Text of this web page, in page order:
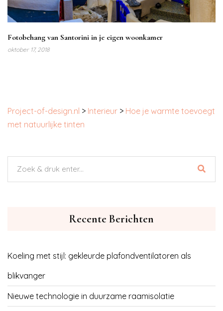
Fotobehang van Santorini in je eigen woonkamer
oktober 17, 2018
Project-of-design.nl > Interieur > Hoe je warmte toevoegt
met natuurlijke tinten
Recente Berichten
Koeling met stijl: gekleurde plafondventilatoren als
blikvanger
Nieuwe technologie in duurzame raamisolatie